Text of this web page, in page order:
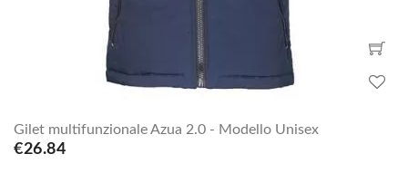
Gilet multifunzionale Azua 2.0 - Modello Unisex
€26.84